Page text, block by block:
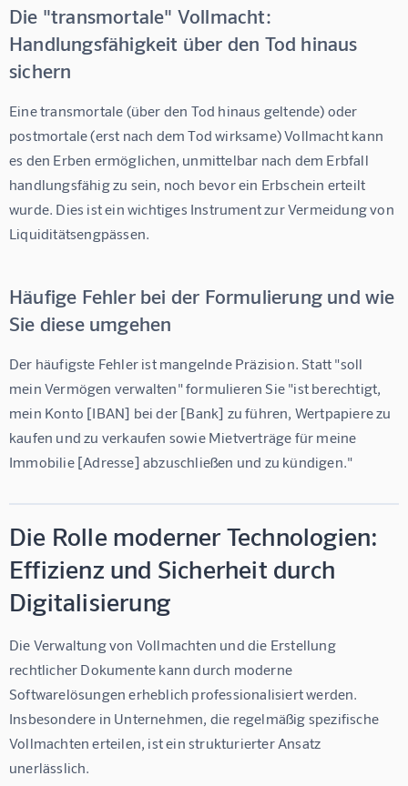
Die "transmortale" Vollmacht:
Handlungsfähigkeit über den Tod hinaus
sichern
Eine transmortale (über den Tod hinaus geltende) oder
postmortale (erst nach dem Tod wirksame) Vollmacht kann
es den Erben ermöglichen, unmittelbar nach dem Erbfall
handlungsfähig zu sein, noch bevor ein Erbschein erteilt
wurde. Dies ist ein wichtiges Instrument zur Vermeidung von
Liquiditätsengpässen.
Häufige Fehler bei der Formulierung und wie
Sie diese umgehen
Der häufigste Fehler ist mangelnde Präzision. Statt "soll
mein Vermögen verwalten" formulieren Sie "ist berechtigt,
mein Konto [IBAN] bei der [Bank] zu führen, Wertpapiere zu
kaufen und zu verkaufen sowie Mietverträge für meine
Immobilie [Adresse] abzuschließen und zu kündigen."
Die Rolle moderner Technologien:
Effizienz und Sicherheit durch
Digitalisierung
Die Verwaltung von Vollmachten und die Erstellung
rechtlicher Dokumente kann durch moderne
Softwarelösungen erheblich professionalisiert werden.
Insbesondere in Unternehmen, die regelmäßig spezifische
Vollmachten erteilen, ist ein strukturierter Ansatz
unerlässlich.